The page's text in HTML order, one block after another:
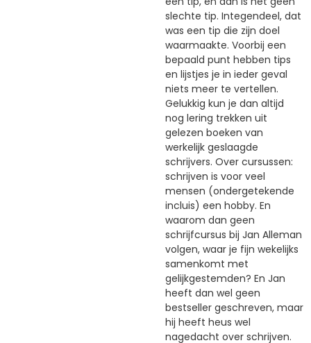
slechte tip. Integendeel, dat
was een tip die zijn doel
waarmaakte. Voorbij een
bepaald punt hebben tips
en lijstjes je in ieder geval
niets meer te vertellen.
Gelukkig kun je dan altijd
nog lering trekken uit
gelezen boeken van
werkelijk geslaagde
schrijvers. Over cursussen:
schrijven is voor veel
mensen (ondergetekende
incluis) een hobby. En
waarom dan geen
schrijfcursus bij Jan Alleman
volgen, waar je fijn wekelijks
samenkomt met
gelijkgestemden? En Jan
heeft dan wel geen
bestseller geschreven, maar
hij heeft heus wel
nagedacht over schrijven.